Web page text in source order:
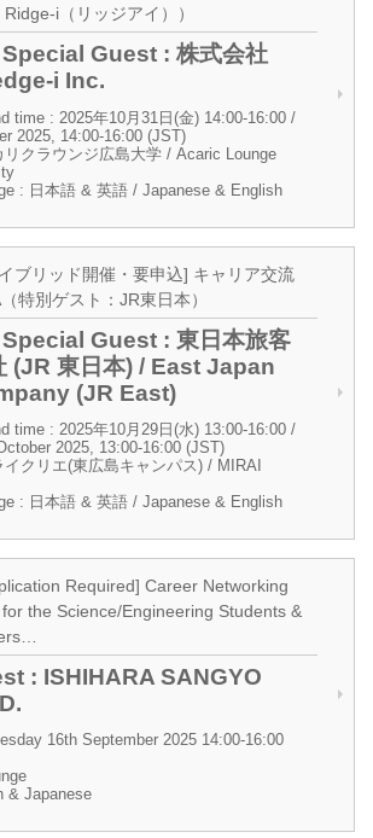
i（リッジアイ））
Guest : 株式会社
i Inc.
time : 2025年10月31日(金) 14:00-16:00 /
2025, 14:00-16:00 (JST)
クラウンジ広島大学 / Acaric Lounge
: 日本語 & 英語 / Japanese & English
ブリッド開催・要申込] キャリア交流
特別ゲスト：JR東日本）
Guest : 東日本旅客
(JR 東日本) / East Japan
(JR East)
time : 2025年10月29日(水) 13:00-16:00 /
2025, 13:00-16:00 (JST)
クリエ(東広島キャンパス) / MIRAI
: 日本語 & 英語 / Japanese & English
Required] Career Networking
the Science/Engineering Students &
: ISHIHARA SANGYO
16th September 2025 14:00-16:00
& Japanese